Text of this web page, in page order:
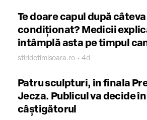
Te doare capul după
condiționat? Medicii
întâmplă asta pe timpul
stiridetimisoara.ro • 4d
Patru sculpturi, în finala
Jecza. Publicul va decide
câștigătorul